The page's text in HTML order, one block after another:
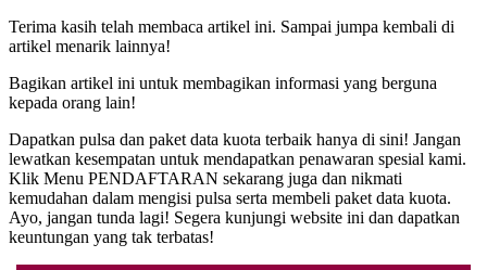
Terima kasih telah membaca artikel ini. Sampai jumpa kembali di
artikel menarik lainnya!
Bagikan artikel ini untuk membagikan informasi yang berguna
kepada orang lain!
Dapatkan pulsa dan paket data kuota terbaik hanya di sini! Jangan
lewatkan kesempatan untuk mendapatkan penawaran spesial kami.
Klik Menu PENDAFTARAN sekarang juga dan nikmati
kemudahan dalam mengisi pulsa serta membeli paket data kuota.
Ayo, jangan tunda lagi! Segera kunjungi website ini dan dapatkan
keuntungan yang tak terbatas!